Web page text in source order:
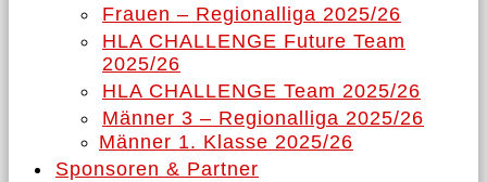
Frauen – Regionalliga 2025/26
HLA CHALLENGE Future Team
2025/26
HLA CHALLENGE Team 2025/26
Männer 3 – Regionalliga 2025/26
Männer 1. Klasse 2025/26
Sponsoren & Partner